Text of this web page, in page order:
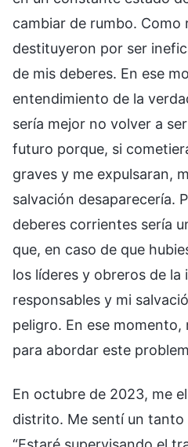
cambiar de rumbo. Como
destituyeron por ser
de mis deberes. En ese
entendimiento de la
sería mejor no volver a
futuro porque, si
graves y me expulsaran,
salvación desaparecería.
deberes corrientes sería
que, en caso de que
los líderes y obreros de la
responsables y mi
peligro. En ese momento,
para abordar este
En octubre de 2023, me
distrito. Me sentí un tanto